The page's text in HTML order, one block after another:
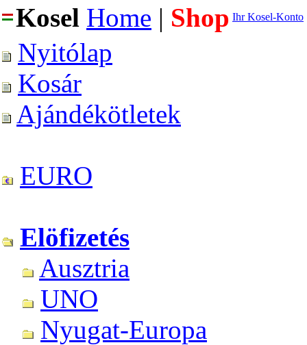
Kosel Home | Shop Ihr Kosel-Konto
Nyitólap
Kosár
Ajándékötletek
EURO
Elöfizetés
Ausztria
UNO
Nyugat-Europa